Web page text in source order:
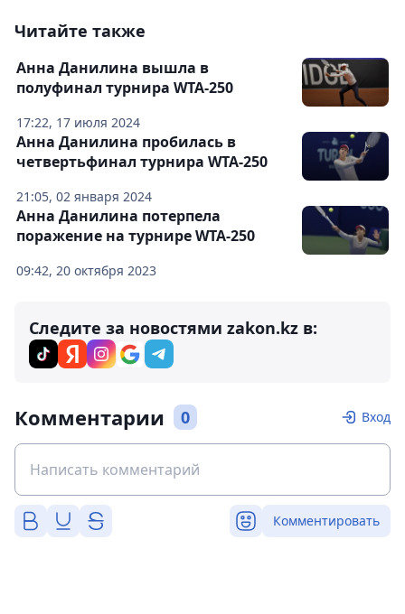
Читайте также
17:22, 17 июля 2024
Анна Данилина вышла в
полуфинал турнира WTA-250
21:05, 02 января 2024
Анна Данилина пробилась в
четвертьфинал турнира WTA-250
09:42, 20 октября 2023
Анна Данилина потерпела
поражение на турнире WTA-250
Следите за новостями zakon.kz в:
Комментарии 0 Вход
Комментировать